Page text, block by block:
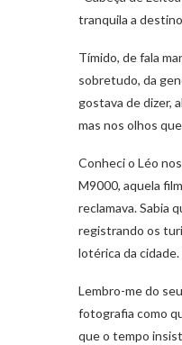
tranquila a
Tímido, de fala
sobretudo, da
gostava de dizer,
mas nos olhos
Conheci o Léo
M9000, aquela
reclamava. Sabia
registrando os
lotérica da
Lembro-me do
fotografia como
que o tempo